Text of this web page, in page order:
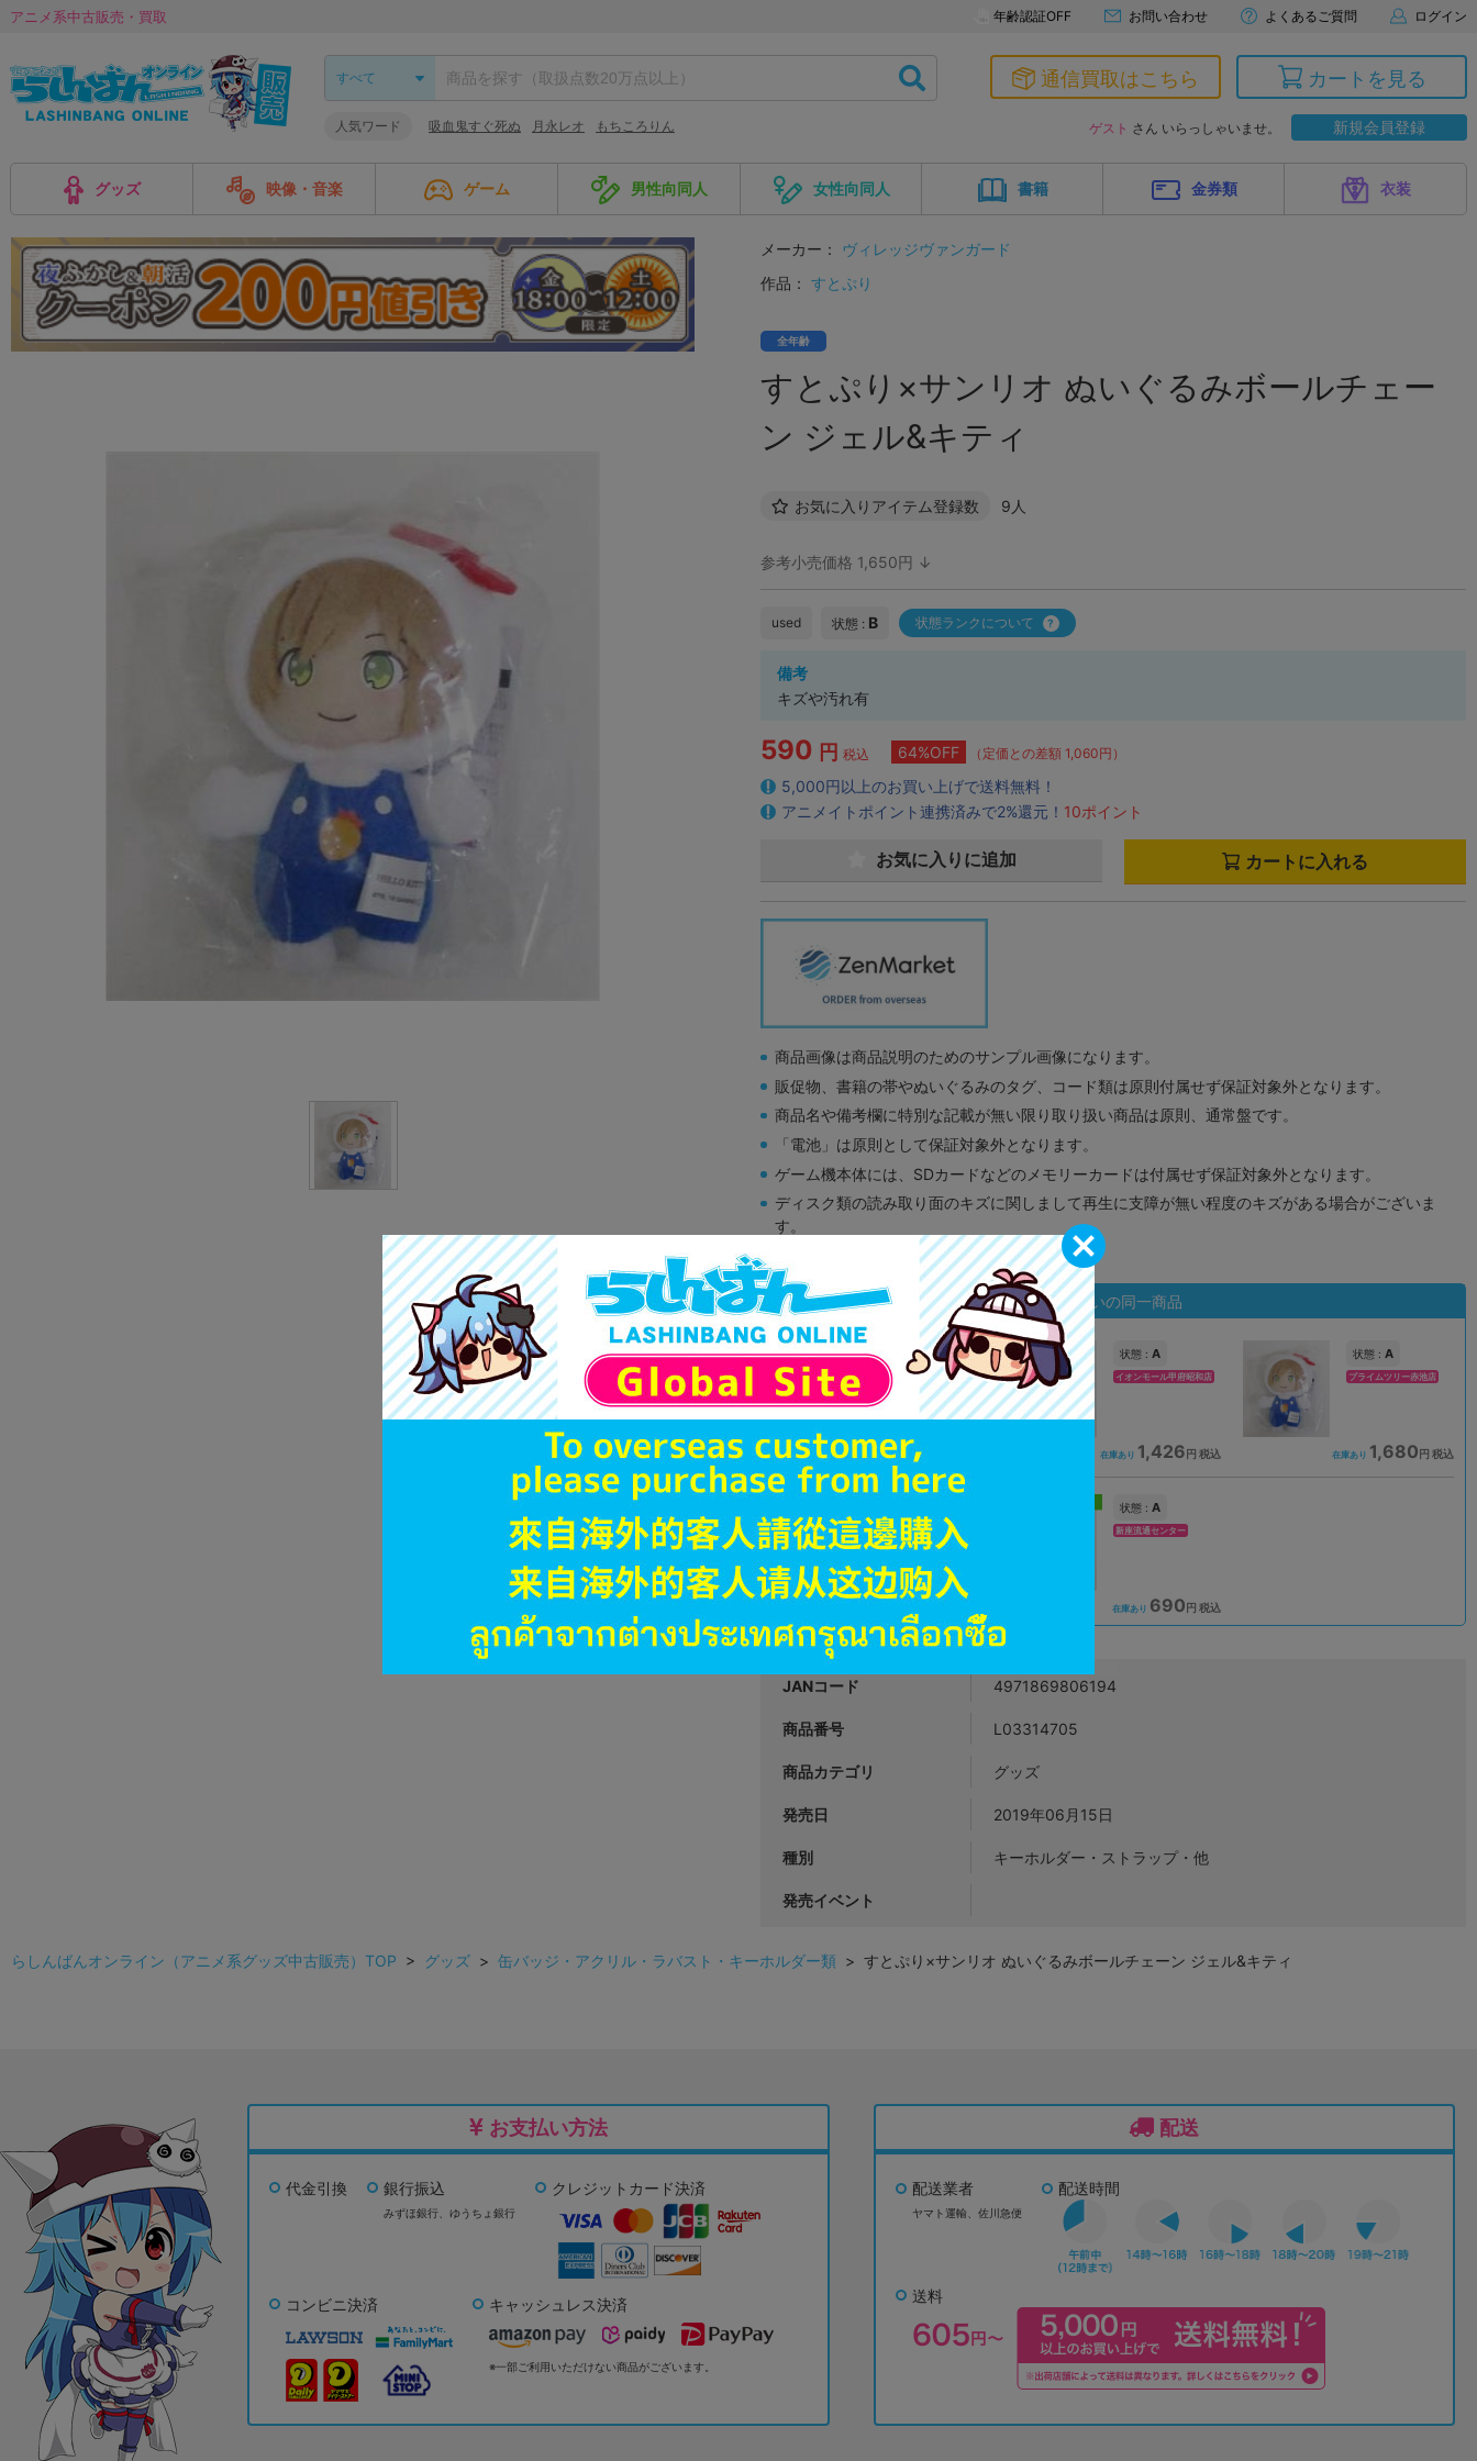
アニメ系中古販売・買取 年齢認証OFF お問い合わせ よくあるご質問 ログイン
人気ワード 吸血鬼すぐ死ぬ 月永レオ もちころりん
通信買取はこちら カートを見る
ゲスト さん いらっしゃいませ。 新規会員登録
グッズ 映像・音楽 ゲーム 男性向同人 女性向同人 書籍 金券類 衣装
メーカー：
ヴィレッジヴァンガード
作品： すとぷり
全年齢
すとぷり×サンリオ ぬいぐるみボールチェー
ン ジェル&キティ
お気に入りアイテム登録数 9人
参考小売価格 1,650円 ↓
used 状態 : B 状態ランクについて
備考
キズや汚れ有
590 円 税込 64%OFF （定価との差額 1,060円）
5,000円以上のお買い上げで送料無料！
アニメイトポイント連携済みで2%還元！ 10ポイント
カートに入れる
お気に入りに追加
商品画像は商品説明のためのサンプル画像になります。
販促物、書籍の帯やぬいぐるみのタグ、コード類は原則付属せず保証対象外となります。
商品名や備考欄に特別な記載が無い限り取り扱い商品は原則、通常盤です。
「電池」は原則として保証対象外となります。
ゲーム機本体には、SDカードなどのメモリーカードは付属せず保証対象外となります。
ディスク類の読み取り面のキズに関しまして再生に支障が無い程度のキズがある場合がございま
す。
※詳細につきましてはコチラ
状態違いの同一商品
状態 :A
オンライン
在庫あり 690
状態 : A
イオンモール甲府昭和店
在庫あり 1,426円 税込
状態 : A
プライムツリー赤池店
在庫あり 1,680円 税込
高崎店
1,232
状態 : A
新座流通センター
在庫あり 690 円 税込
JANコード 4971869806194
商品番号 L03314705
商品カテゴリ グッズ
発売日 2019年06月15日
種別 キーホルダー・ストラップ・他
発売イベント
らしんばんオンライン（アニメ系グッズ中古販売）TOP > グッズ > 缶バッジ・アクリル・ラバスト・キーホルダー類 > すとぷり×サンリオ ぬいぐるみボールチェーン ジェル&キティ
お支払い方法
代金引換 銀行振込
みずほ銀行、 ゆうちょ銀行
クレジットカード決済
コンビニ決済 キャッシュレス決済
※一部ご利用いただけない商品がございます。
配送
配送業者
ヤマト運輸、佐川急便
配送時間
送料